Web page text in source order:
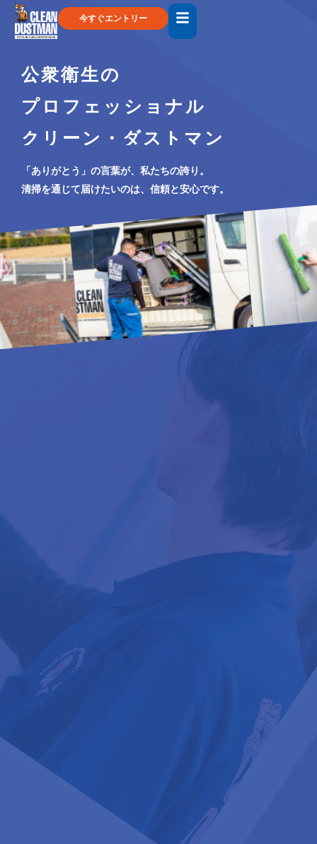
今すぐエントリー
公衆衛生の
プロフェッショナル
クリーン・ダストマン
「ありがとう」の言葉が、私たちの誇り。
清掃を通じて届けたいのは、信頼と安心です。